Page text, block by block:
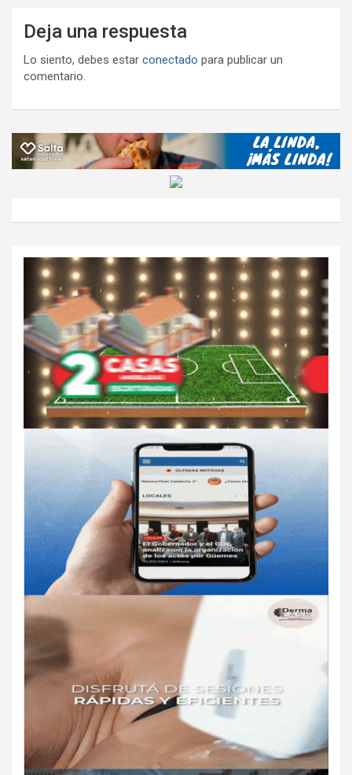
Deja una respuesta
Lo siento, debes estar conectado para publicar un
comentario.